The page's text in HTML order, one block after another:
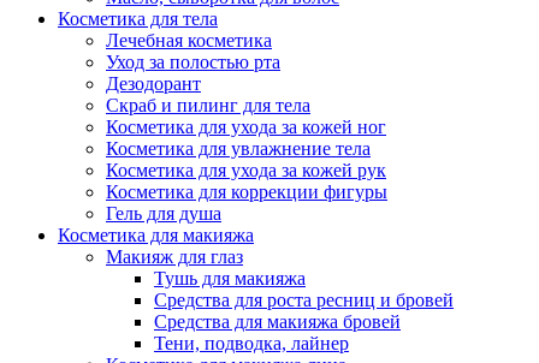
Косметика для тела
Лечебная косметика
Уход за полостью рта
Дезодорант
Скраб и пилинг для тела
Косметика для ухода за кожей ног
Косметика для увлажнение тела
Косметика для ухода за кожей рук
Косметика для коррекции фигуры
Гель для душа
Косметика для макияжа
Макияж для глаз
Тушь для макияжа
Средства для роста ресниц и бровей
Средства для макияжа бровей
Тени, подводка, лайнер